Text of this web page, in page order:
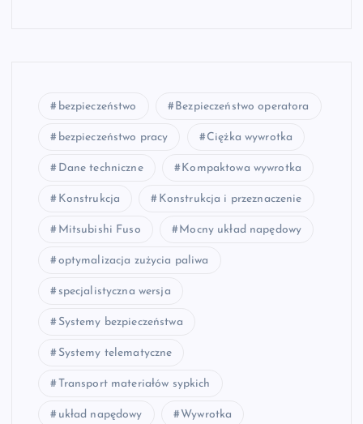
bezpieczeństwo Bezpieczeństwo operatora
bezpieczeństwo pracy Ciężka wywrotka
Dane techniczne Kompaktowa wywrotka
Konstrukcja Konstrukcja i przeznaczenie
Mitsubishi Fuso Mocny układ napędowy
optymalizacja zużycia paliwa
specjalistyczna wersja
Systemy bezpieczeństwa
Systemy telematyczne
Transport materiałów sypkich
układ napędowy Wywrotka